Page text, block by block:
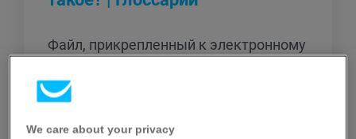
Файл, прикрепленный к электронному
Большинство почтовых программ
вложений, содержащих фотографии,
We care about your privacy